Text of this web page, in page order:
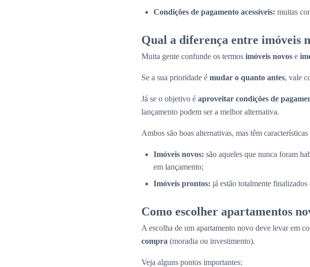
Condições de pagamento acessíveis: muitas
Qual a diferença entre imóveis
Muita gente confunde os termos imóveis novos e
Se a sua prioridade é mudar o quanto antes, vale
Já se o objetivo é aproveitar condições de
lançamento podem ser a melhor alternativa.
Ambos são boas alternativas, mas têm características
Imóveis novos: são aqueles que nunca foram
em lançamento;
Imóveis prontos: já estão totalmente
Como escolher apartamentos
A escolha de um apartamento novo deve levar em
compra (moradia ou investimento).
Veja alguns pontos importantes: